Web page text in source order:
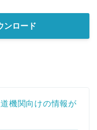
ンロード
機関向けの情報が